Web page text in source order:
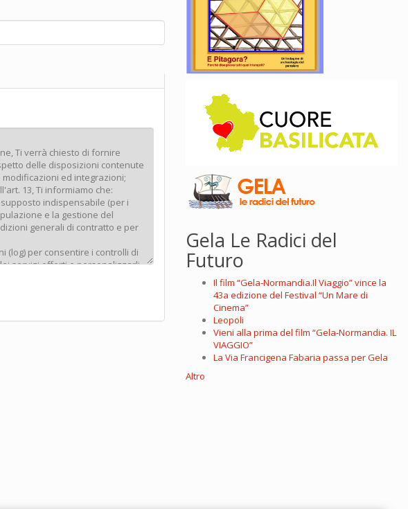
Gela Le Radici del
Futuro
Il film “Gela-Normandia.Il Viaggio” vince la
43a edizione del Festival “Un Mare di
Cinema”
Leopoli
Vieni alla prima del film “Gela-Normandia. IL
VIAGGIO”
La Via Francigena Fabaria passa per Gela
Altro